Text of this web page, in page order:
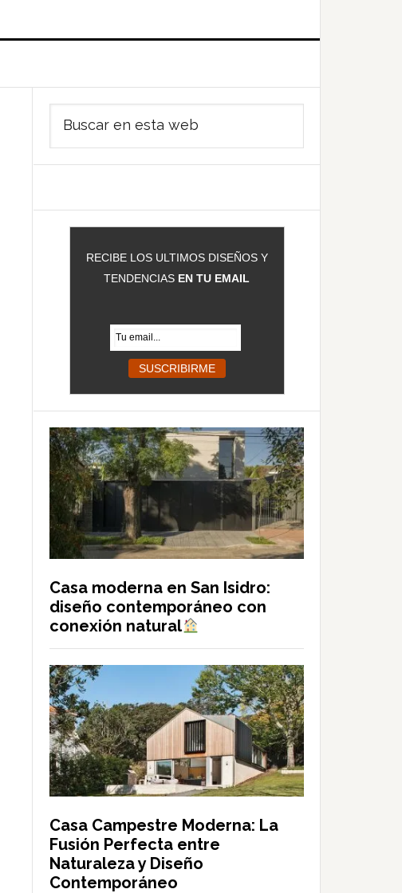
Barra
lateral
principal
RECIBE LOS ULTIMOS DISEÑOS Y
TENDENCIAS EN TU EMAIL
Casa moderna en San Isidro:
diseño contemporáneo con
conexión natural
Casa Campestre Moderna: La
Fusión Perfecta entre
Naturaleza y Diseño
Contemporáneo